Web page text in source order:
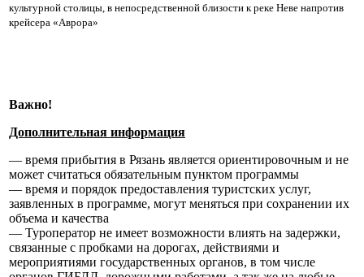
культурной столицы, в непосредственной близости к реке Неве напротив
крейсера «Аврора»
Важно!
Дополнительная информация
— время прибытия в Рязань является ориентировочным и не
может считаться обязательным пунктом программы
— время и порядок предоставления туристских услуг,
заявленных в программе, могут меняться при сохранении их
объема и качества
— Туроператор не имеет возможности влиять на задержки,
связанные с пробками на дорогах, действиями и
мероприятиями государственных органов, в том числе